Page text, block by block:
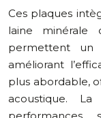
Ces plaques
laine minérale
permettent un
améliorant
plus abordable,
acoustique.